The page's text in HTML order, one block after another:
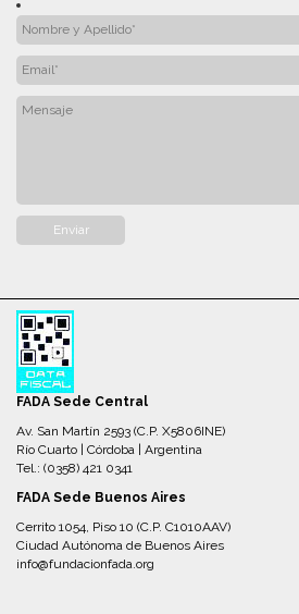
FADA Sede Central
Av. San Martín 2593 (C.P. X5806INE)
Río Cuarto | Córdoba | Argentina
Tel.: (0358) 421 0341
FADA Sede Buenos Aires
Cerrito 1054, Piso 10 (C.P. C1010AAV)
Ciudad Autónoma de Buenos Aires
info@fundacionfada.org